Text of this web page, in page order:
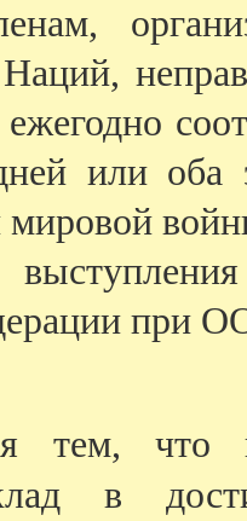
или оба
мировой
при
тем, что
в